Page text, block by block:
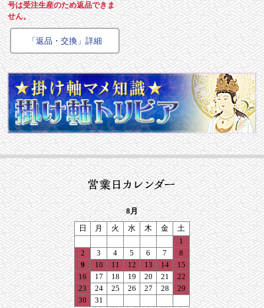
号は受注生産のため返品できま
せん。
「返品・交換」詳細